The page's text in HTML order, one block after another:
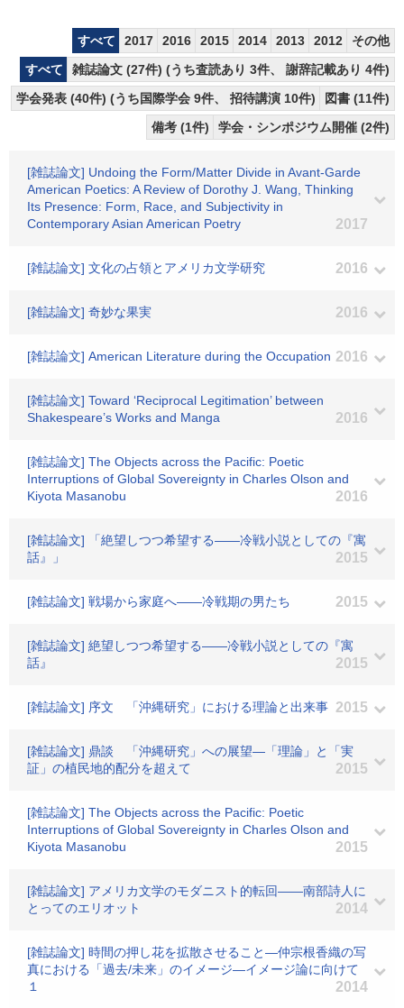
すべて 2017 2016 2015 2014 2013 2012
その他
すべて
雑誌論文 (27件) (うち査読あり 3件、 謝辞記載あり 4件)
学会発表 (40件) (うち国際学会 9件、 招待講演 10件)
図書 (11件)
備考 (1件)
学会・シンポジウム開催 (2件)
[雑誌論文] Undoing the Form/Matter Divide in Avant-Garde
American Poetics: A Review of Dorothy J. Wang, Thinking
Its Presence: Form, Race, and Subjectivity in
Contemporary Asian American Poetry
2017
[雑誌論文] 文化の占領とアメリカ文学研究 2016
[雑誌論文] 奇妙な果実 2016
[雑誌論文] American Literature during the Occupation 2016
[雑誌論文] Toward ‘Reciprocal Legitimation’ between
Shakespeare’s Works and Manga
2016
[雑誌論文] The Objects across the Pacific: Poetic
Interruptions of Global Sovereignty in Charles Olson and
Kiyota Masanobu
2016
[雑誌論文] 「絶望しつつ希望する――冷戦小説としての『寓
話』」
2015
[雑誌論文] 戦場から家庭へ――冷戦期の男たち 2015
[雑誌論文] 絶望しつつ希望する――冷戦小説としての『寓
話』
2015
[雑誌論文] 序文 「沖縄研究」における理論と出来事 2015
[雑誌論文] 鼎談 「沖縄研究」への展望―「理論」と「実
証」の植民地的配分を超えて
2015
[雑誌論文] The Objects across the Pacific: Poetic
Interruptions of Global Sovereignty in Charles Olson and
Kiyota Masanobu
2015
[雑誌論文] アメリカ文学のモダニスト的転回――南部詩人に
とってのエリオット
2014
[雑誌論文] 時間の押し花を拡散させること―仲宗根香織の写
真における「過去/未来」のイメージ―イメージ論に向けて
１
2014